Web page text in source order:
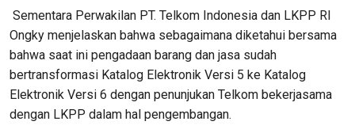
Sementara Perwakilan PT. Telkom Indonesia dan LKPP RI
Ongky menjelaskan bahwa sebagaimana diketahui bersama
bahwa saat ini pengadaan barang dan jasa sudah
bertransformasi Katalog Elektronik Versi 5 ke Katalog
Elektronik Versi 6 dengan penunjukan Telkom bekerjasama
dengan LKPP dalam hal pengembangan.